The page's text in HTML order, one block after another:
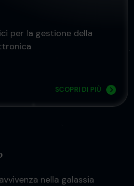
per la gestione della
SCOPRI DI PIÙ
nella galassia